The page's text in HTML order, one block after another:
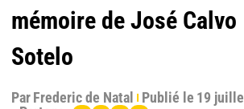
mémoire de José Calvo
Sotelo
ParFrederic de Natal Publié le 19